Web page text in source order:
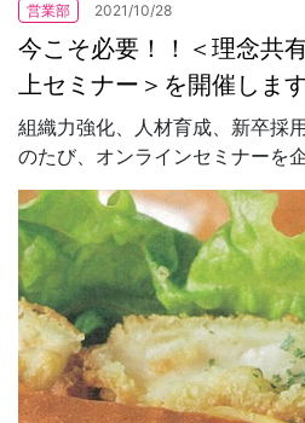
営業部 2021/10/28
今こそ必要！！＜理念共
上セミナー＞を開催します
組織力強化、人材育成、新卒採
のたび、オンラインセミナーを